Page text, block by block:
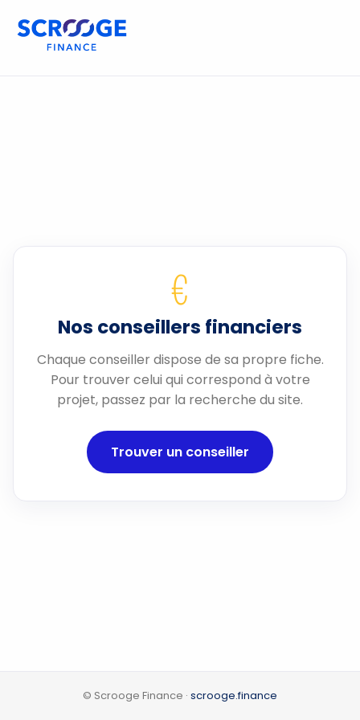
€
Nos conseillers financiers
Chaque conseiller dispose de sa propre fiche.
Pour trouver celui qui correspond à votre
projet, passez par la recherche du site.
Trouver un conseiller
© Scrooge Finance · scrooge.finance